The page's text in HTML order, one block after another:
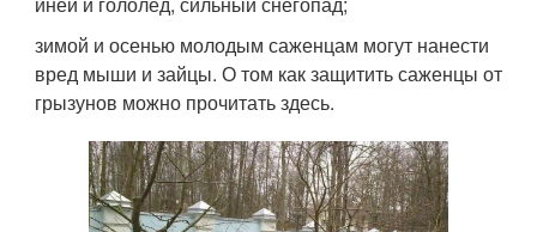
зимой и осенью молодым саженцам могут нанести
вред мыши и зайцы. О том как защитить саженцы от
грызунов можно прочитать здесь.